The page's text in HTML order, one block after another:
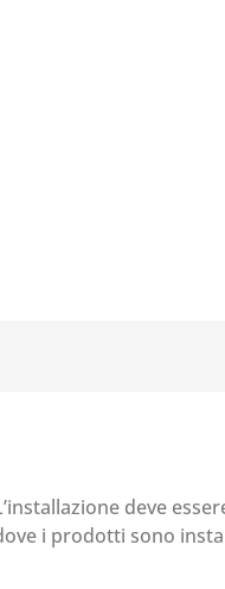
deve
i prodotti sono